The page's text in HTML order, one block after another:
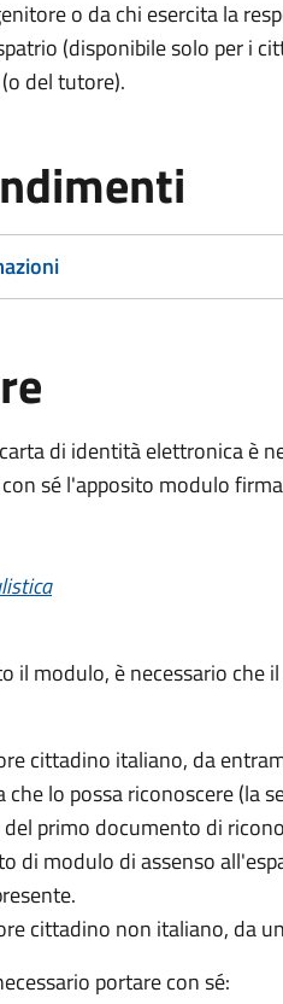
o da chi esercita la
(disponibile solo per i
del tutore).
di identità elettronica è
sé l'apposito modulo
il modulo, è necessario che
cittadino italiano, da
che lo possa riconoscere (la
primo documento di
di modulo di assenso
cittadino non italiano, da
portare con sé: